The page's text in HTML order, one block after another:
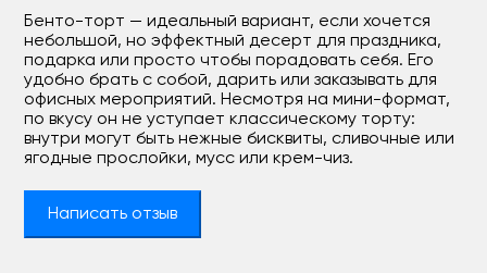
Бенто-торт — идеальный вариант, если хочется
небольшой, но эффектный десерт для праздника,
подарка или просто чтобы порадовать себя. Его
удобно брать с собой, дарить или заказывать для
офисных мероприятий. Несмотря на мини-формат,
по вкусу он не уступает классическому торту:
внутри могут быть нежные бисквиты, сливочные или
ягодные прослойки, мусс или крем-чиз.
Написать отзыв